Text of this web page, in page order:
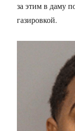
за этим в даму
газировкой.